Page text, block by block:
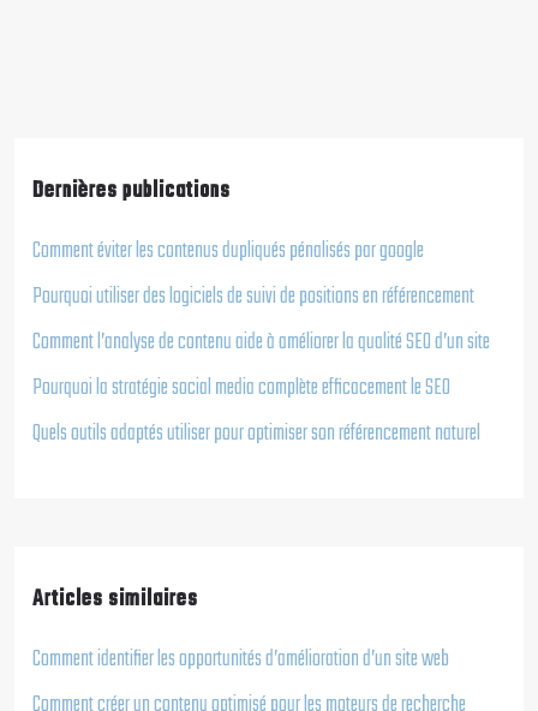
Dernières publications
Comment éviter les contenus dupliqués pénalisés par google
Pourquoi utiliser des logiciels de suivi de positions en référencement
Comment l’analyse de contenu aide à améliorer la qualité SEO d’un site
Pourquoi la stratégie social media complète efficacement le SEO
Quels outils adaptés utiliser pour optimiser son référencement naturel
Articles similaires
Comment identifier les opportunités d’amélioration d’un site web